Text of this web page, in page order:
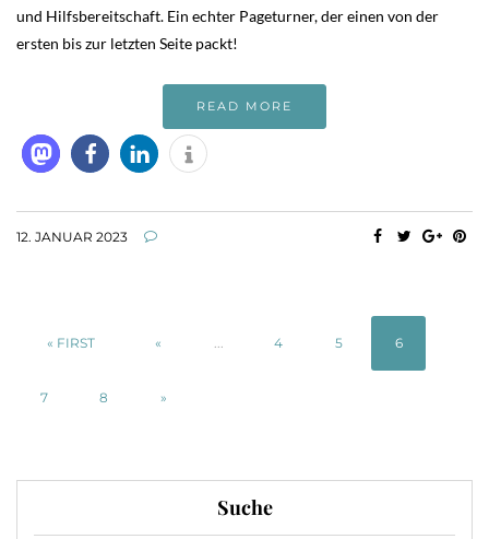
und Hilfsbereitschaft. Ein echter Pageturner, der einen von der
ersten bis zur letzten Seite packt!
READ MORE
12. JANUAR 2023
« FIRST « 4 5 6
7 8 »
Suche